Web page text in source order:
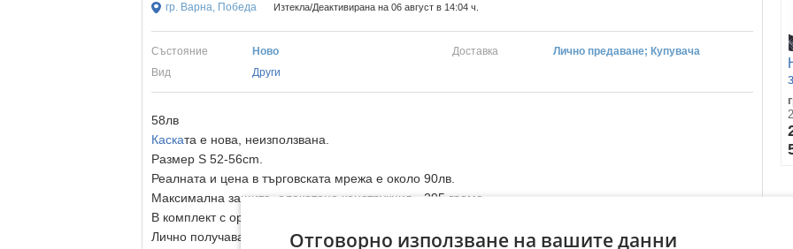
гр. Варна, Победа Изтекла/Деактивирана на 06 август в 14:04 ч.
Състояние Ново Доставка
Лично предаване; Купувача
Вид
Други
58лв
Каската е нова, неизползвана.
Размер S 52-56cm.
Реалната и цена в търговската мрежа е около 90лв.
Максимална защита, олекотена конструкция - 295 грама.
В комплект с оригиналната си кутия.
Лично получаване от Варна.Отговорно използване на вашите данни